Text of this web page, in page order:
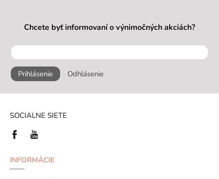
Chcete byť informovaní o výnimočných akciách?
Prihlásenie Odhlásenie
SOCIALNE SIETE
INFORMÁCIE